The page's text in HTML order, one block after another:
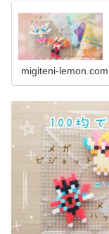
migiteni-lemon.com